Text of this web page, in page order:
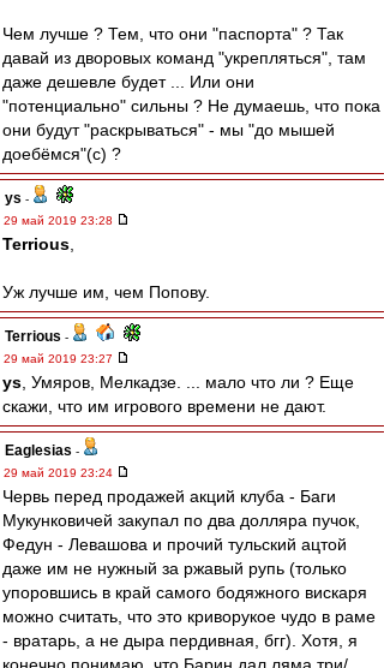
Чем лучше ? Тем, что они "паспорта" ? Так
давай из дворовых команд "укрепляться", там
даже дешевле будет ... Или они
"потенциально" сильны ? Не думаешь, что пока
они будут "раскрываться" - мы "до мышей
доебёмся"(с) ?
ys -
29 май 2019 23:28
Terrious
Уж лучше им, чем Попову.
Terrious -
29 май 2019 23:27
ys , Умяров, Мелкадзе. ... мало что ли ? Еще
скажи, что им игрового времени не дают.
Eaglesias -
29 май 2019 23:24
Червь перед продажей акций клуба - Баги
Мукунковичей закупал по два долляра пучок,
Федун - Левашова и прочий тульский ацтой
даже им не нужный за ржавый рупь (только
упоровшись в край самого бодяжного вискаря
можно считать, что это криворукое чудо в раме
- вратарь, а не дыра пердивная, бгг). Хотя, я